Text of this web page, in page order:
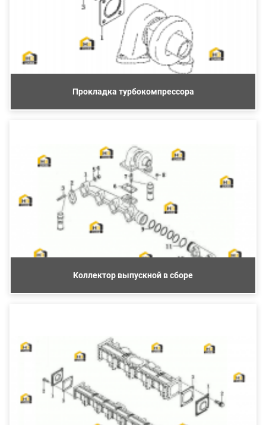
Прокладка турбокомпрессора
Коллектор выпускной в сборе